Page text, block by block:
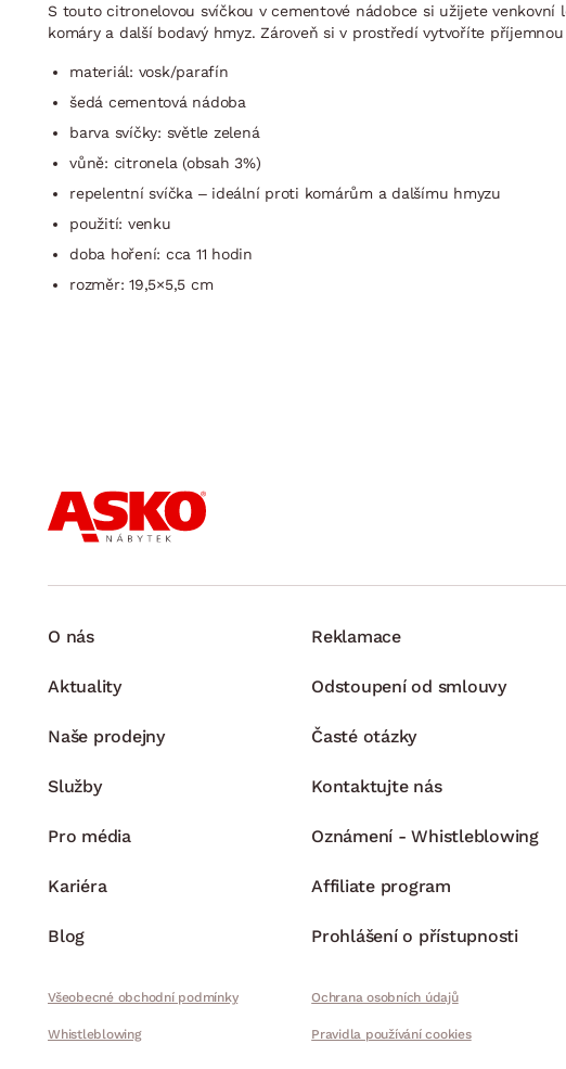
S touto citronelovou svíčkou v cementové nádobce si užijete
komáry a další bodavý hmyz. Zároveň si v prostředí vytvoříte
materiál: vosk/parafín
šedá cementová nádoba
barva svíčky: světle zelená
vůně: citronela (obsah 3%)
repelentní svíčka – ideální proti komárům a dalšímu hmyzu
použití: venku
doba hoření: cca 11 hodin
rozměr: 19,5×5,5 cm
O nás
Aktuality
Naše prodejny
Služby
Pro média
Kariéra
Blog
Reklamace
Odstoupení od smlouvy
Časté otázky
Kontaktujte nás
Oznámení - Whistleblowing
Affiliate program
Prohlášení o přístupnosti
Všeobecné obchodní podmínky Ochrana osobních údajů
Whistleblowing Pravidla používání cookies